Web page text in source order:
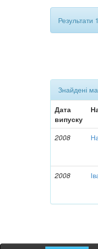
Результати
Знайдені
Дата
випуску
2008
2008